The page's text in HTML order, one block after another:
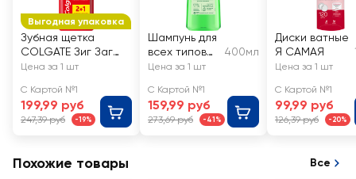
Выгодная упаковка
Зубная щетка
COLGATE Зиг Заг
Древесный уголь,
2+1, 3шт
Цена за 1 шт
С Картой №1
199,99 руб
247,39 руб -19%
Шампунь для
всех типов
волос
ЛИНИЯ
Крапива, на
отваре
400мл
Цена за 1 шт
С Картой №1
159,99 руб
273,69 руб -41%
Диски ватные
Я САМАЯ
Цена за 1 шт
С Картой №1
99,99 руб
126,39 руб -20%
Похожие товары Все